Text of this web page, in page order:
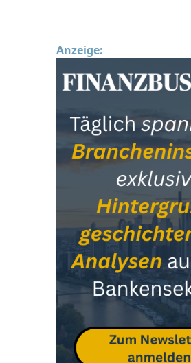
Anzeige: